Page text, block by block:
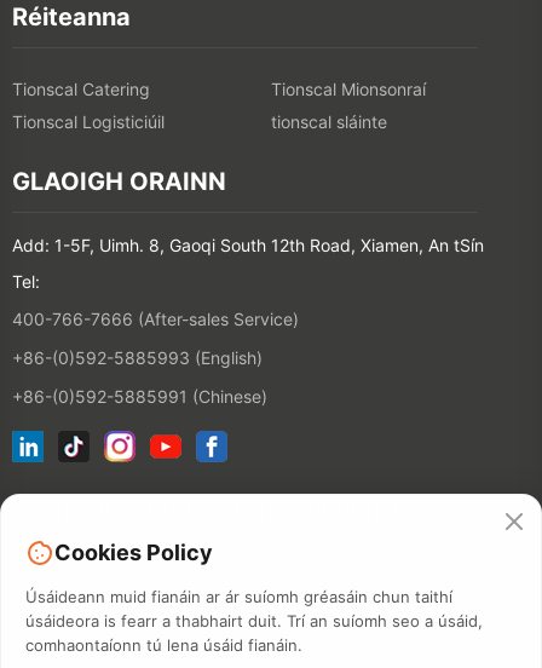
Réiteanna
Tionscal Catering
Tionscal Mionsonraí
Tionscal Logisticiúil
tionscal sláinte
GLAOIGH ORAINN
Add: 1-5F, Uimh. 8, Gaoqi South 12th Road, Xiamen, An tSín
Tel:
400-766-7666 (After-sales Service)
+86-(0)592-5885993 (English)
+86-(0)592-5885991 (Chinese)
Cookies Policy
Úsáideann muid fianáin ar ár suíomh gréasáin chun taithí
úsáideora is fearr a thabhairt duit. Trí an suíomh seo a úsáid,
comhaontaíonn tú lena úsáid fianáin.